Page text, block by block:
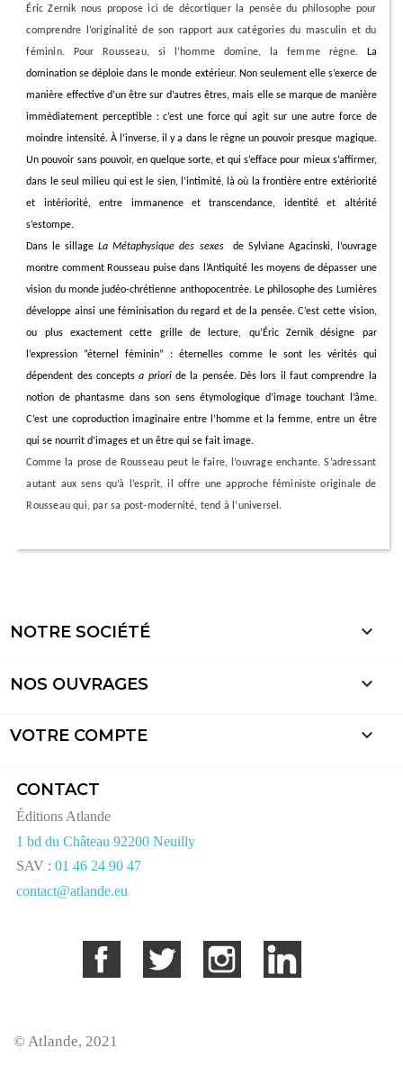
Éric Zernik nous propose ici de décortiquer la pensée du philosophe pour
comprendre l’originalité de son rapport aux catégories du masculin et du
féminin. Pour Rousseau, si l’homme domine, la femme règne.
La
domination se déploie dans le monde extérieur. Non seulement elle s’exerce de
manière effective d’un être sur d’autres êtres, mais elle se marque de manière
immédiatement perceptible : c’est une force qui agit sur une autre force de
moindre intensité. À l’inverse, il y a dans le règne un pouvoir presque magique.
Un pouvoir sans pouvoir, en quelque sorte, et qui s’efface pour mieux s’affirmer,
dans le seul milieu qui est le sien, l’intimité, là où la frontière entre extériorité
et intériorité, entre immanence et transcendance, identité et altérité
s’estompe.
Dans le sillageLa Métaphysique des sexes de Sylviane Agacinski, l’ouvrage
montre comment Rousseau puise dans l’Antiquité les moyens de dépasser une
vision du monde judéo-chrétienne anthopocentrée. Le philosophe des Lumières
développe ainsi une féminisation du regard et de la pensée. C’est cette vision,
ou plus exactement cette grille de lecture, qu’Éric Zernikdésigne par
l’expression “éternel féminin” : éternelles comme le sont les vérités qui
dépendent des conceptsa prioride la pensée. Dès lors il faut comprendre la
notion de phantasme dans son sens étymologique d’image touchant l’âme.
C’est une coproduction imaginaire entre l’homme et la femme, entre un être
qui se nourrit d’images et un être qui se fait image.
Comme la prose de Rousseau peut le faire, l’ouvrage enchante. S’adressant
autant aux sens qu’à l’esprit, il offre une approche féministe originale de
Rousseau qui, par sa post-modernité, tend à l’universel.
NOTRE SOCIÉTÉ 
NOS OUVRAGES 
VOTRE COMPTE 
CONTACT
Éditions Atlande
1 bd du Château 92200 Neuilly
SAV : 01 46 24 90 47
contact@atlande.eu
Facebook Twitter Instagram
© Atlande, 2021